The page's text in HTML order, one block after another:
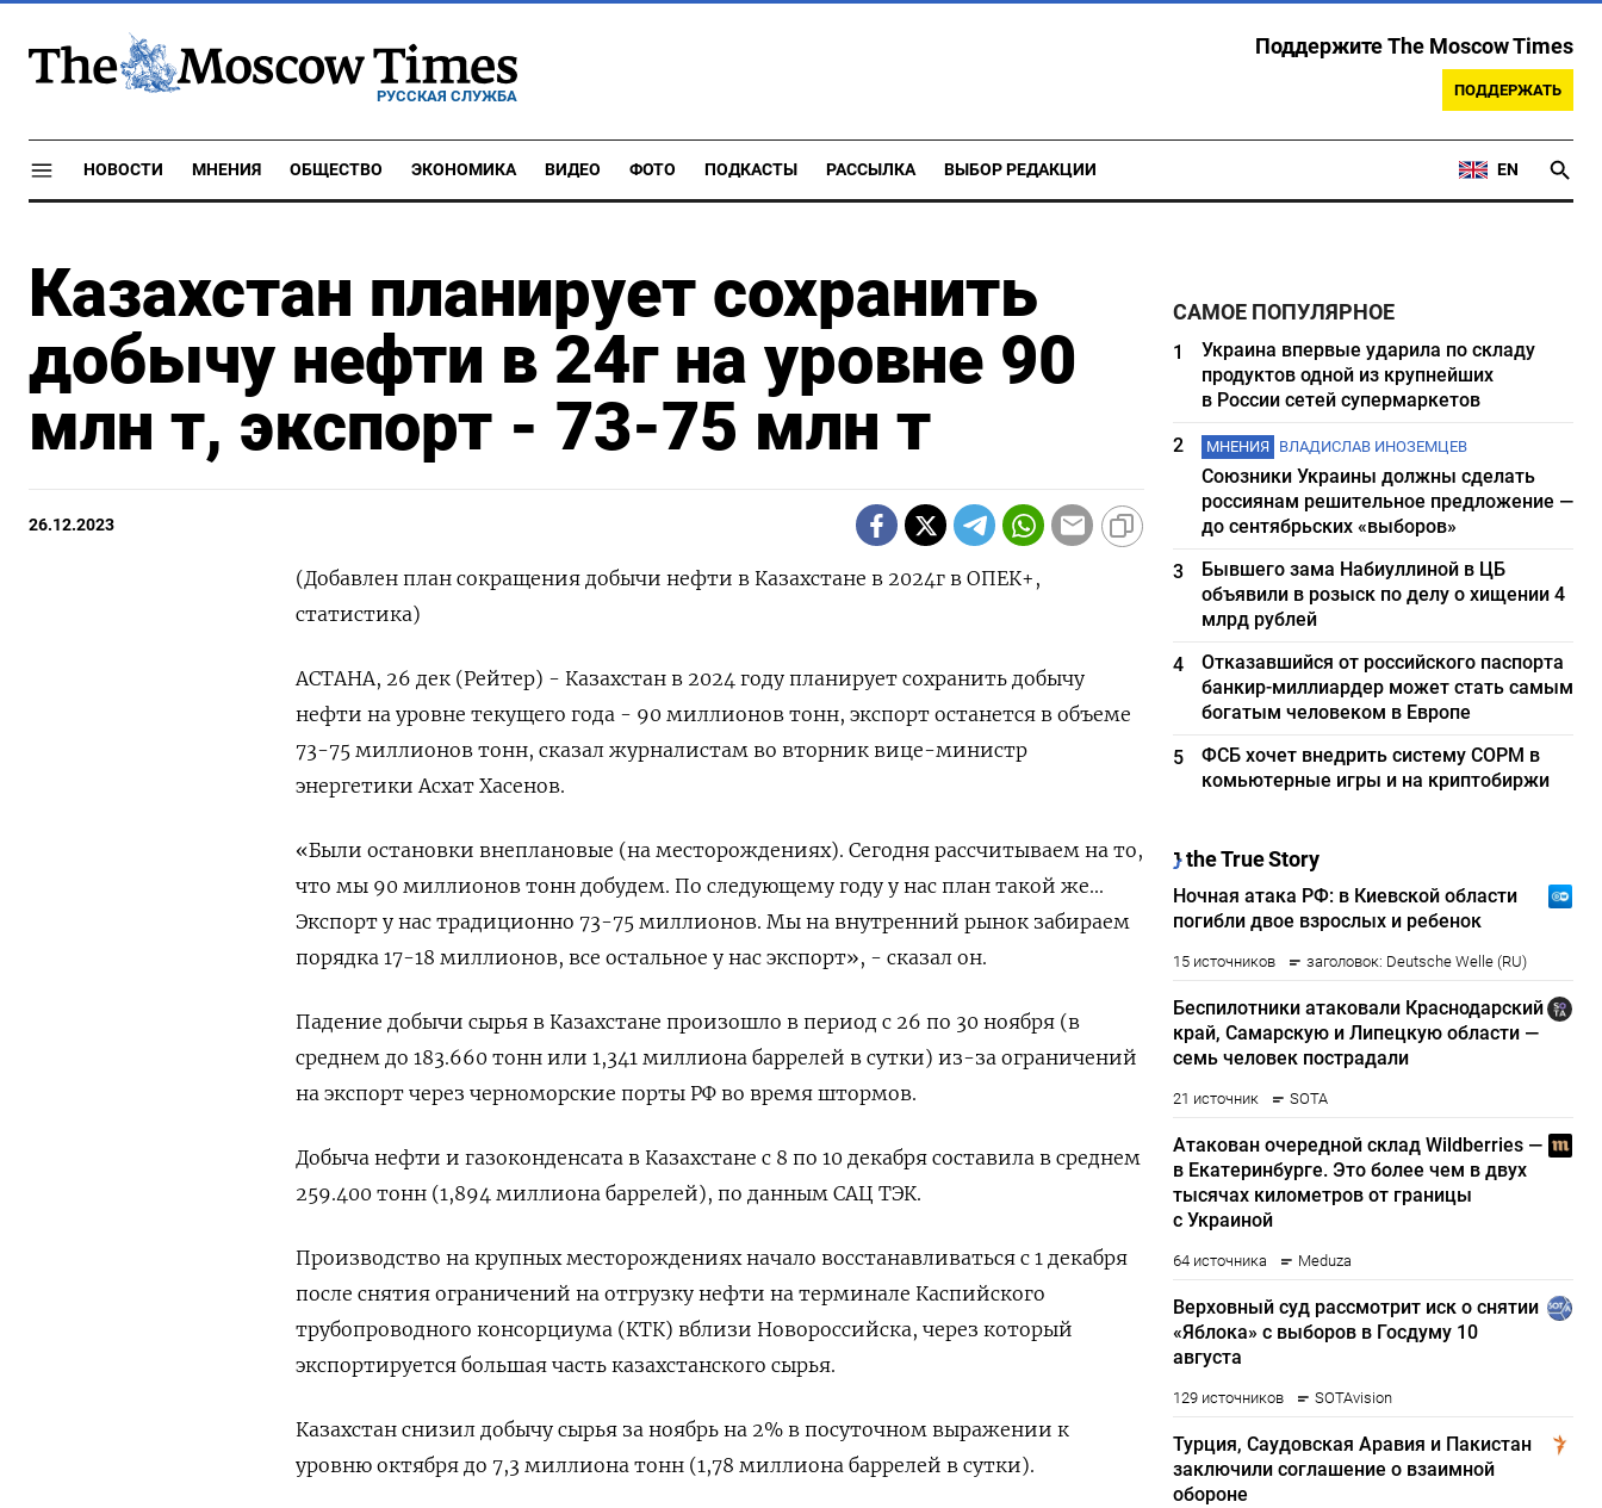
РУССКАЯ СЛУЖБА
Поддержите The Moscow Times
ПОДДЕРЖАТЬ
НОВОСТИ МНЕНИЯ ОБЩЕСТВО ЭКОНОМИКА ВИДЕО ФОТО ПОДКАСТЫ РАССЫЛКА ВЫБОР РЕДАКЦИИ EN
Казахстан планирует сохранить
добычу нефти в 24г на уровне 90
млн т, экспорт - 73-75 млн т
26.12.2023
(Добавлен план сокращения добычи нефти в Казахстане в 2024г в ОПЕК+,
статистика)
АСТАНА, 26 дек (Рейтер) - Казахстан в 2024 году планирует сохранить добычу
нефти на уровне текущего года - 90 миллионов тонн, экспорт останется в объеме
73-75 миллионов тонн, сказал журналистам во вторник вице-министр
энергетики Асхат Хасенов.
«Были остановки внеплановые (на месторождениях). Сегодня рассчитываем на то,
что мы 90 миллионов тонн добудем. По следующему году у нас план такой же...
Экспорт у нас традиционно 73-75 миллионов. Мы на внутренний рынок забираем
порядка 17-18 миллионов, все остальное у нас экспорт», - сказал он.
Падение добычи сырья в Казахстане произошло в период с 26 по 30 ноября (в
среднем до 183.660 тонн или 1,341 миллиона баррелей в сутки) из-за ограничений
на экспорт через черноморские порты РФ во время штормов.
Добыча нефти и газоконденсата в Казахстане с 8 по 10 декабря составила в среднем
259.400 тонн (1,894 миллиона баррелей), по данным САЦ ТЭК.
Производство на крупных месторождениях начало восстанавливаться с 1 декабря
после снятия ограничений на отгрузку нефти на терминале Каспийского
трубопроводного консорциума (КТК) вблизи Новороссийска, через который
экспортируется большая часть казахстанского сырья.
Казахстан снизил добычу сырья за ноябрь на 2% в посуточном выражении к
уровню октября до 7,3 миллиона тонн (1,78 миллиона баррелей в сутки).
САМОЕ ПОПУЛЯРНОЕ
1
Украина впервые ударила по складу
продуктов одной из крупнейших
в России сетей супермаркетов
2
МНЕНИЯ ВЛАДИСЛАВ ИНОЗЕМЦЕВ
Союзники Украины должны сделать
россиянам решительное предложение —
до сентябрьских «выборов»
3
Бывшего зама Набиуллиной в ЦБ
объявили в розыск по делу о хищении 4
млрд рублей
4
Отказавшийся от российского паспорта
банкир-миллиардер может стать самым
богатым человеком в Европе
5
ФСБ хочет внедрить систему СОРМ в
комьютерные игры и на криптобиржи